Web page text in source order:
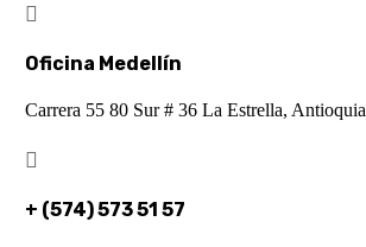

Oficina Medellín
Carrera 55 80 Sur # 36 La Estrella, Antioquia

+ (574) 573 51 57